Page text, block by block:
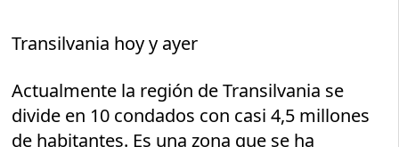
Transilvania hoy y ayer
Actualmente la región de Transilvania se
divide en 10 condados con casi 4,5 millones
de habitantes. Es una zona que se ha